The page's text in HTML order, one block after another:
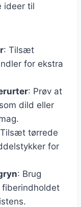
ideer til
: Tilsæt
for ekstra
: Prøv at
dild eller
tørrede
for
: Brug
fiberindholdet